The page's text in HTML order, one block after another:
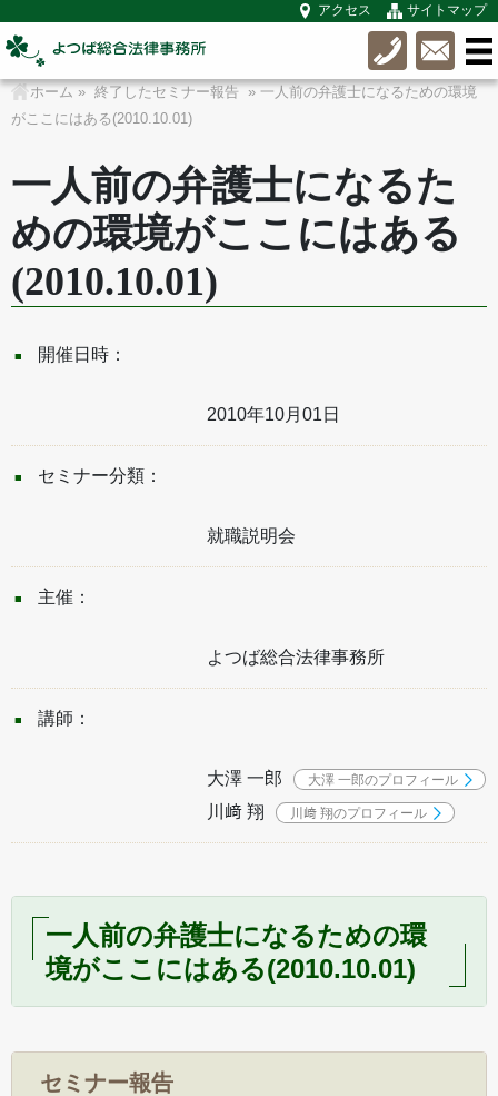
アクセス サイトマップ
ホーム » 終了したセミナー報告
» 一人前の弁護士になるための環境
がここにはある(2010.10.01)
一人前の弁護士になるた
めの環境がここにはある
(2010.10.01)
開催日時：
2010年10月01日
セミナー分類：
就職説明会
主催：
よつば総合法律事務所
講師：
大澤 一郎 大澤 一郎のプロフィール
川﨑 翔 川﨑 翔のプロフィール
一人前の弁護士になるための環
境がここにはある(2010.10.01)
セミナー報告